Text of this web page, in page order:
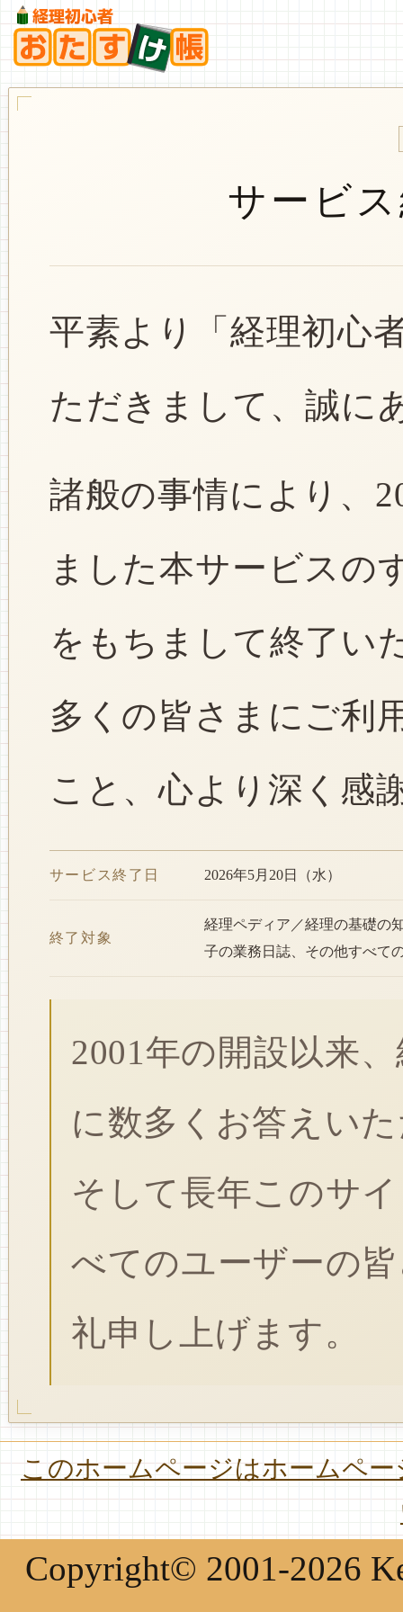
サービ
平素より「経理初心
ただきまして、誠に
諸般の事情により、
ました本サービスの
をもちまして終了い
多くの皆さまにご利
こと、心より深く感
サービス終了日 2026年5月20日（水）
終了対象
経理ペディア／経理の基礎の
子の業務日誌、その他すべて
2001年の開設以来
に数多くお答えい
そして長年このサ
べてのユーザーの
礼申し上げます。
このホームページはホームペ
Copyright© 2001-2026